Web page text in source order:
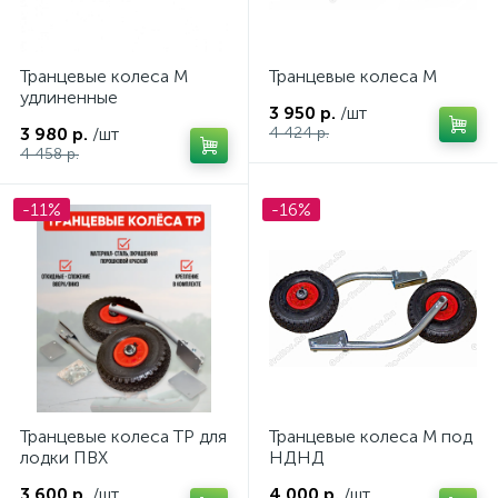
Накладка на банку (скамейку) 3
Накладка транцевая 2
Направляющие ворота в прицеп
Насос для надувной лодки ПВХ 5
Насосы осушительные
Оборудование для буксировки воднолыжника,
Площадка под эхолот с держателями для удилищ 1
Транцевые колеса М
удлиненные
3 980 р. /шт
4 458 р.
Транцевые колеса М
3 950 р. /шт
4 424 р.
-11%
Транцевые колеса ТP для
лодки ПВХ
-16%
Транцевые колеса М под
НДНД